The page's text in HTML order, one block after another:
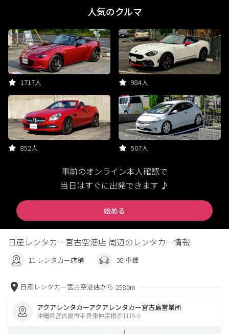
人気のクルマ
1717人 984人
852人 507人
事前のオンライン本人確認で
当日はすぐに出発できます ♪
始める
日産レンタカー宮古空港店 周辺のレンタカー情報
11 レンタカー店舗 38 車種
日産レンタカー宮古空港店から 2580m
アクアレンタカーアクアレンタカー宮古島営業所
沖縄県宮古島市平良東仲宗根添1115-5